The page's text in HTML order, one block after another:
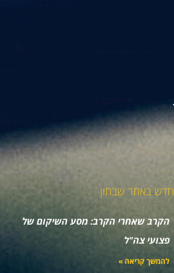
חדש באתר שבתון
הקרב שאחרי הקרב: מסע השיקום של
פצועי צה"ל
להמשך קריאה »